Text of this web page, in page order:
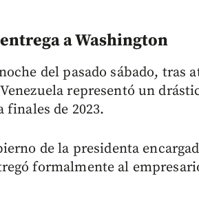
a Washington
del pasado sábado, tras
representó un
de 2023.
de la presidenta
formalmente al